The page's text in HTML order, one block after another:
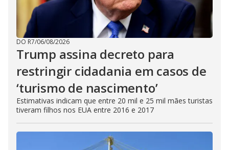
DO R7/06/08/2026
Trump assina decreto para
restringir cidadania em casos de
‘turismo de nascimento’
Estimativas indicam que entre 20 mil e 25 mil mães turistas
tiveram filhos nos EUA entre 2016 e 2017